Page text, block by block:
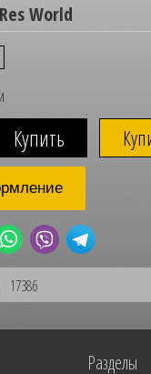
World
17386
Разделы